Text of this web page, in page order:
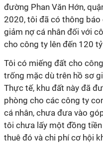
đường Phan Văn Hớn,
2020, tôi đã có thông báo
giảm nợ cá nhân đối với
cho công ty lên đến 120
Tôi có miếng đất cho
trống mặc dù trên hồ sơ
Thực tế, khu đất này đã
phòng cho các công ty
cá nhân, chưa đưa vào
tôi chưa lấy một đồng
thuê đó và chi phí cơ hội